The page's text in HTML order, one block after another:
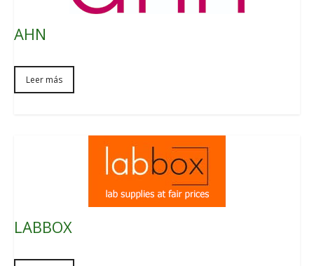
AHN
Leer más
LABBOX